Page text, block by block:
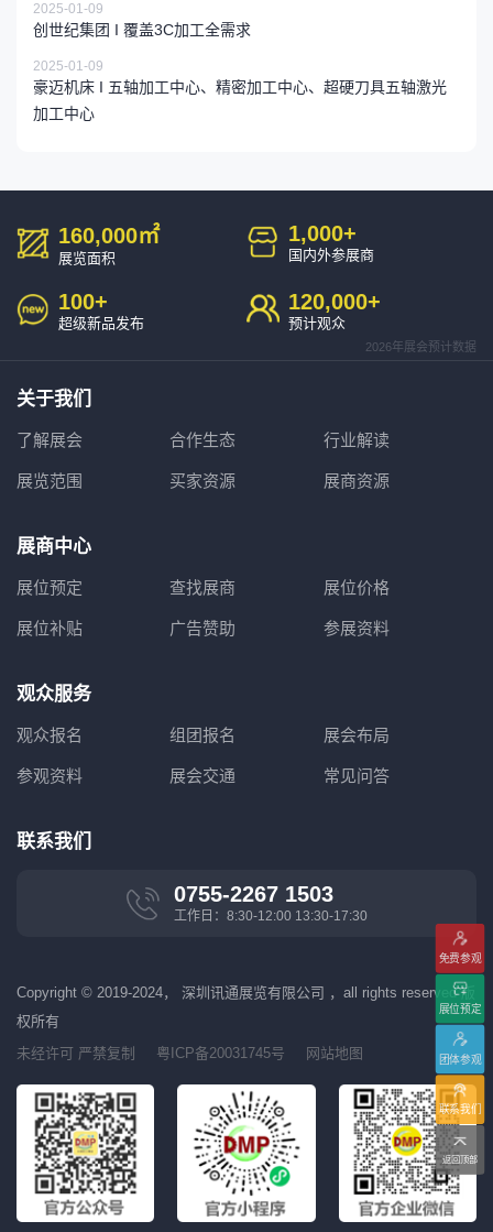
2025-01-09
创世纪集团 I 覆盖3C加工全需求
2025-01-09
豪迈机床 I 五轴加工中心、精密加工中心、超硬刀具五轴激光
加工中心
160,000㎡
展览面积
1,000+
国内外参展商
100+
超级新品发布
120,000+
预计观众
2026年展会预计数据
关于我们
了解展会 合作生态 行业解读
展览范围 买家资源 展商资源
展商中心
展位预定 查找展商 展位价格
展位补贴 广告赞助 参展资料
观众服务
观众报名 组团报名 展会布局
参观资料 展会交通 常见问答
联系我们
0755-2267 1503
工作日：8:30-12:00 13:30-17:30
Copyright © 2019-2024， 深圳讯通展览有限公司 ，all rights reserved 版
权所有
未经许可 严禁复制
粤ICP备20031745号 网站地图
免费参观
展位预定
团体参观
联系我们
返回顶部